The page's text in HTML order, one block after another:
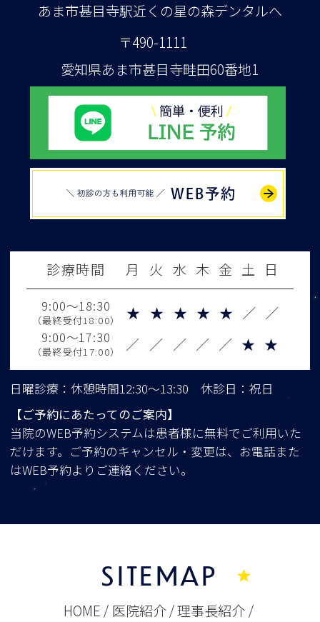
あま市甚目寺駅近くの星の森デンタルへ
〒490-1111
愛知県あま市甚目寺畦田60番地1
WEB予約
診療時間 月 火 水 木 金 土 日
9:00～18:30
（最終受付18:00） ★ ★ ★ ★ ★ ／ ／
9:00～17:30
（最終受付17:00） ／ ／ ／ ／ ／ ★ ★
日曜診療：休憩時間12:30～13:30 休診日：祝日
【ご予約にあたってのご案内】
当院のWEB予約システムは患者様に無料でご利用いた
だけます。ご予約のキャンセル・変更は、お電話また
はWEB予約よりご連絡ください。
SITEMAP
HOME 医院紹介 理事長紹介